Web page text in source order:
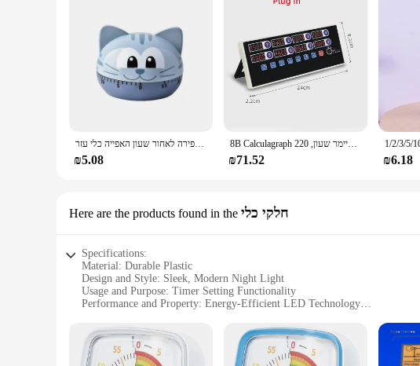
טיימר מטבח דיגיטלי בישול תזכורת קריקטורה צורה של ירקות חיים 60 דקות טיימר ספירה לאחור שעון האפייה כלי עזר
₪5.08
8B Calculagraph מטבח טיימר, 4 ערוץ טיימר שעון, 220V כוח תקע, 8 מסכי לנער את סל כדי להזכיר בישול אבזרים טיימר למטבח kitchen timer טיימר למטבח מטבח
₪71.52 ₪6.18
Here are the products found in the חלקי כלי
Specifications:
Material: Durable Plastic
Design and Style: Sleek, Modern Night Light
Usage and Purpose: Timer Setting Functionality
Performance and Property: Energy-Efficient LED Technology
Applicable Scenarios: Ideal for Bedrooms, Nurseries, and Offices
Features: